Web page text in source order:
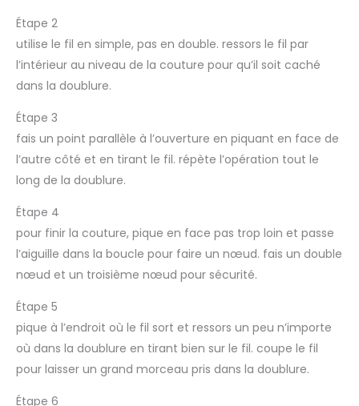
Étape 2
utilise le fil en simple, pas en double. ressors le fil par
l’intérieur au niveau de la couture pour qu’il soit caché
dans la doublure.
Étape 3
fais un point parallèle à l’ouverture en piquant en face de
l’autre côté et en tirant le fil. répète l’opération tout le
long de la doublure.
Étape 4
pour finir la couture, pique en face pas trop loin et passe
l’aiguille dans la boucle pour faire un nœud. fais un double
nœud et un troisième nœud pour sécurité.
Étape 5
pique à l’endroit où le fil sort et ressors un peu n’importe
où dans la doublure en tirant bien sur le fil. coupe le fil
pour laisser un grand morceau pris dans la doublure.
Étape 6